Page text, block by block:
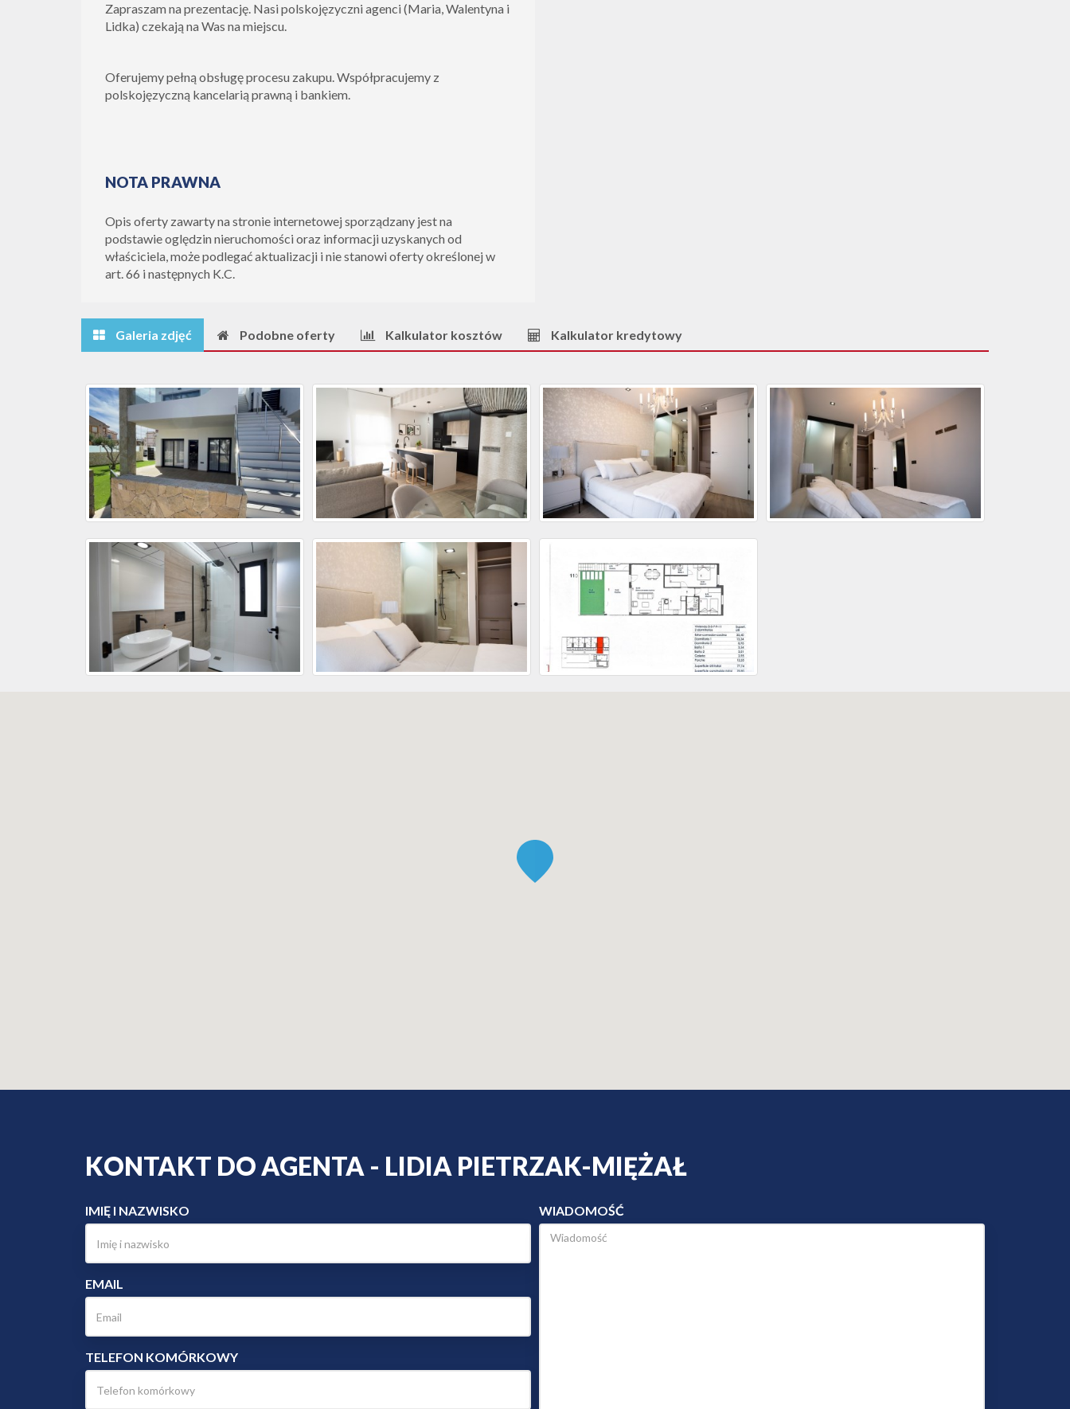
Zapraszam na prezentację. Nasi polskojęzyczni agenci (Maria, Walentyna i
Lidka) czekają na Was na miejscu.
Oferujemy pełną obsługę procesu zakupu. Współpracujemy z
polskojęzyczną kancelarią prawną i bankiem.
NOTA PRAWNA
Opis oferty zawarty na stronie internetowej sporządzany jest na
podstawie oględzin nieruchomości oraz informacji uzyskanych od
właściciela, może podlegać aktualizacji i nie stanowi oferty określonej w
art. 66 i następnych K.C.
Galeria zdjęć Podobne oferty Kalkulator kosztów Kalkulator kredytowy
KONTAKT DO AGENTA - LIDIA PIETRZAK-MIĘŻAŁ
IMIĘ I NAZWISKO
EMAIL
TELEFON KOMÓRKOWY
WIADOMOŚĆ